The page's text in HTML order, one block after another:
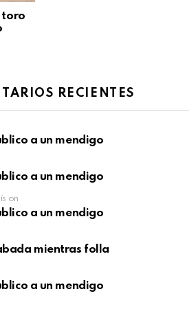
toro
RECIENTES
a un mendigo
a un mendigo
on
a un mendigo
mientras folla
a un mendigo